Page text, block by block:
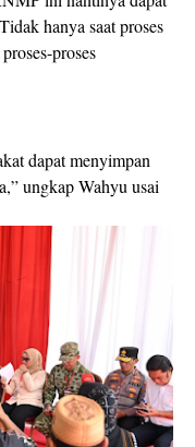
hanya saat proses
proses
dapat menyimpan
ungkap Wahyu usai